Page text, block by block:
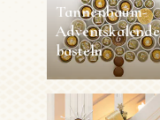
Tannenbaum-
basteln
Tannenbaum-